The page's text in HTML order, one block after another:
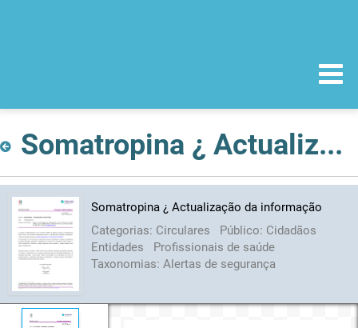
Somatropina ¿ Actualização da informação
Somatropina ¿ Actualização da informação
Categorias: Circulares Público: Cidadãos
Entidades
Profissionais de saúde
Taxonomias: Alertas de segurança